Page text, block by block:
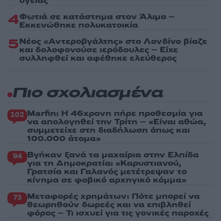
4Φωτιά σε κατάστημα στον Άλιμο –
Εκκενώθηκε πολυκατοικία
5Νέος «Αντεροβγάλτης» στο Λονδίνο βίαζε
και δολοφονούσε ιερόδουλες – Είχε
συλληφθεί και αφέθηκε ελεύθερος
Πιο σχολιασμένα
102 Marfin: Η 46χρονη πήρε προθεσμία για
να απολογηθεί την Τρίτη – «Είναι αθώα,
συμμετείχε στη διαδήλωση όπως και
100.000 άτομα»
94 Βγήκαν ξανά τα μαχαίρια στην Ελπίδα
για τη Δημοκρατία: «Καρυστιανού,
Γρατσία και Γαλανός μετέτρεψαν το
κίνημα σε φοβικό αρχηγικό κόμμα»
73 Μεταφορές χρημάτων: Πότε μπορεί να
θεωρηθούν δωρεές και να επιβληθεί
φόρος – Τι ισχυεί για τις γονικές παροχές